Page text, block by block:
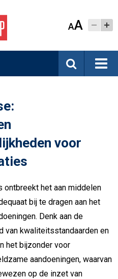
AA
voor
het aan middelen
bij te dragen aan het
Denk aan de
van kwaliteitsstandaarden en
het bijzonder voor
aandoeningen, waarvan
op de inzet van